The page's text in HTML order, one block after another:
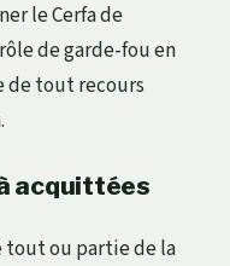
le Cerfa de
de garde-fou en
de tout recours
acquittées
ou partie de la